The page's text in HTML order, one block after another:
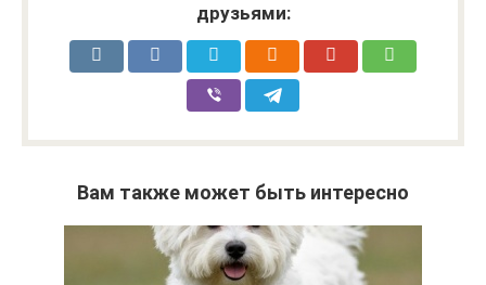
друзьями:
Вам также может быть интересно